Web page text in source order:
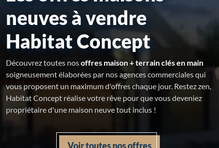
neuves à vendre
Habitat Concept
Découvrez toutes nosoffres maison + terrain clés en main
soigneusement élaborées par nos agences commerciales qui
vous proposent un maximum d'offres chaque jour. Restez zen,
Habitat Concept réalise votre rêve pour que vous deveniez
propriétaire d'une maison neuve tout inclus !
Voir toutes nos offres